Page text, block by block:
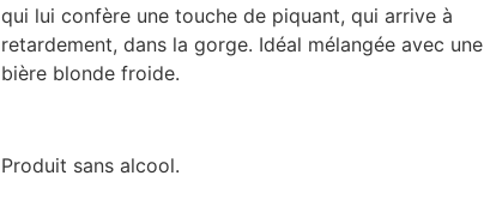
qui lui confère une touche de piquant, qui arrive à
retardement, dans la gorge. Idéal mélangée avec une
bière blonde froide.
Produit sans alcool.